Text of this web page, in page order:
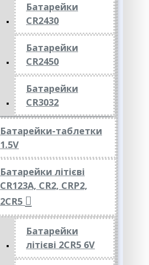
Батарейки
CR2430
Батарейки
CR2450
Батарейки
CR3032
Батарейки-таблетки
1.5V
Батарейки літієві
CR123A, CR2, CRP2,
2CR5
Батарейки
літієві 2CR5 6V